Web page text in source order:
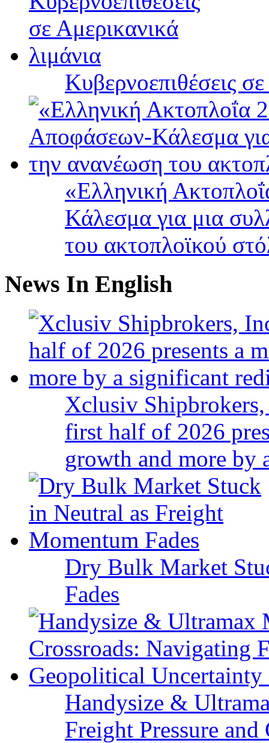
Κυβερνοεπιθέσεις
«Ελληνική
Κάλεσμα για μια
του ακτοπλοϊκού
News In English
Xclusiv
first half of 2026
growth and more
Dry Bulk Market
Fades
Handysize &
Freight Pressure